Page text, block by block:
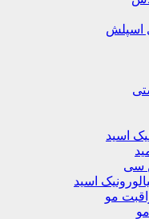
اسپلش
اسید
سی
اسید
مو